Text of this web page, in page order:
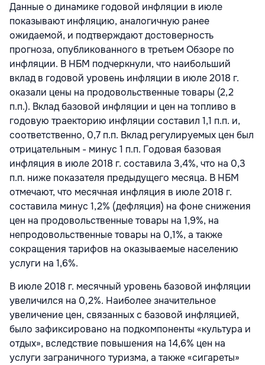
Данные о динамике годовой инфляции в июле
показывают инфляцию, аналогичную ранее
ожидаемой, и подтверждают достоверность
прогноза, опубликованного в третьем Обзоре по
инфляции. В НБМ подчеркнули, что наибольший
вклад в годовой уровень инфляции в июле 2018 г.
оказали цены на продовольственные товары (2,2
п.п.). Вклад базовой инфляции и цен на топливо в
годовую траекторию инфляции составил 1,1 п.п. и,
соответственно, 0,7 п.п. Вклад регулируемых цен был
отрицательным - минус 1 п.п. Годовая базовая
инфляция в июле 2018 г. составила 3,4%, что на 0,3
п.п. ниже показателя предыдущего месяца. В НБМ
отмечают, что месячная инфляция в июле 2018 г.
составила минус 1,2% (дефляция) на фоне снижения
цен на продовольственные товары на 1,9%, на
непродовольственные товары на 0,1%, а также
сокращения тарифов на оказываемые населению
услуги на 1,6%.
В июле 2018 г. месячный уровень базовой инфляции
увеличился на 0,2%. Наиболее значительное
увеличение цен, связанных с базовой инфляцией,
было зафиксировано на подкомпоненты «культура и
отдых», вследствие повышения на 14,6% цен на
услуги заграничного туризма, а также «сигареты»